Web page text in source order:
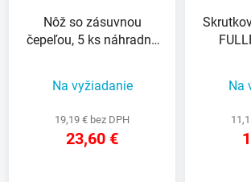
Nôž so zásuvnou
čepeľou, 5 ks náhradná
Na vyžiadanie
19,19 € bez DPH
23,60 €
Na